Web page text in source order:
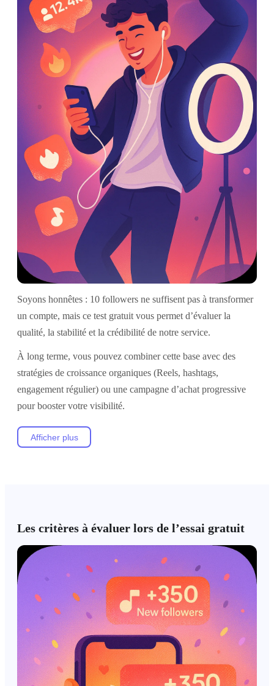
Soyons honnêtes : 10 followers ne suffisent pas à transformer
un compte, mais ce test gratuit vous permet d’évaluer la
qualité, la stabilité et la crédibilité de notre service.
À long terme, vous pouvez combiner cette base avec des
stratégies de croissance organiques (Reels, hashtags,
engagement régulier) ou une campagne d’achat progressive
pour booster votre visibilité.
Afficher plus
Les critères à évaluer lors de l’essai gratuit